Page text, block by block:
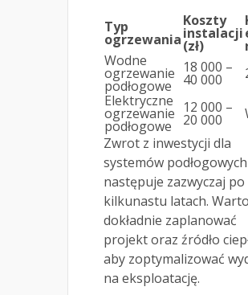
Typ
ogrzewania
Koszty
instalacji
(zł)
Wodne
ogrzewanie
podłogowe
18 000 –
40 000
Elektryczne
ogrzewanie
podłogowe
12 000 –
20 000
Zwrot z inwestycji dla
systemów podłogowych
następuje zazwyczaj po
kilkunastu latach. Warto
dokładnie zaplanować
projekt oraz źródło
aby zoptymalizować
na eksploatację.